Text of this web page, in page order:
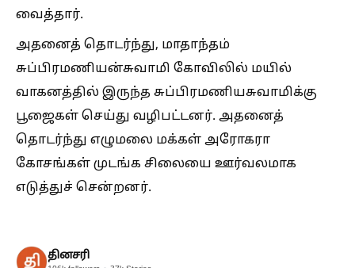
வைத்தார்.
அதனைத் தொடர்ந்து, மாதாந்தம்
சுப்பிரமணியன்சுவாமி கோவிலில் மயில்
வாகனத்தில் இருந்த சுப்பிரமணியசுவாமிக்கு
பூஜைகள் செய்து வழிபட்டனர். அதனைத்
தொடர்ந்து எழுமலை மக்கள் அரோகரா
கோசங்கள் முடங்க சிலையை ஊர்வலமாக
எடுத்துச் சென்றனர்.
தினசரி